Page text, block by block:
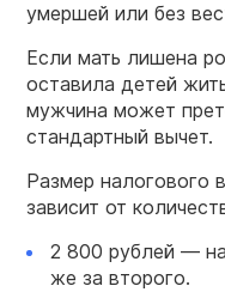
умершей или без
Если мать лишена
оставила детей
мужчина может
стандартный вычет.
Размер налогового
зависит от
2 800 рублей —
же за второго.